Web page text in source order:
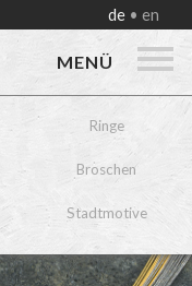
de en
MENÜ
Ringe
Broschen
Stadtmotive